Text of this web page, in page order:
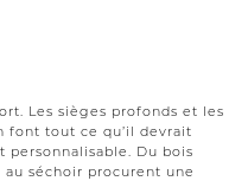
Les sièges profonds et les
font tout ce qu’il devrait
Du bois
séchoir procurent une